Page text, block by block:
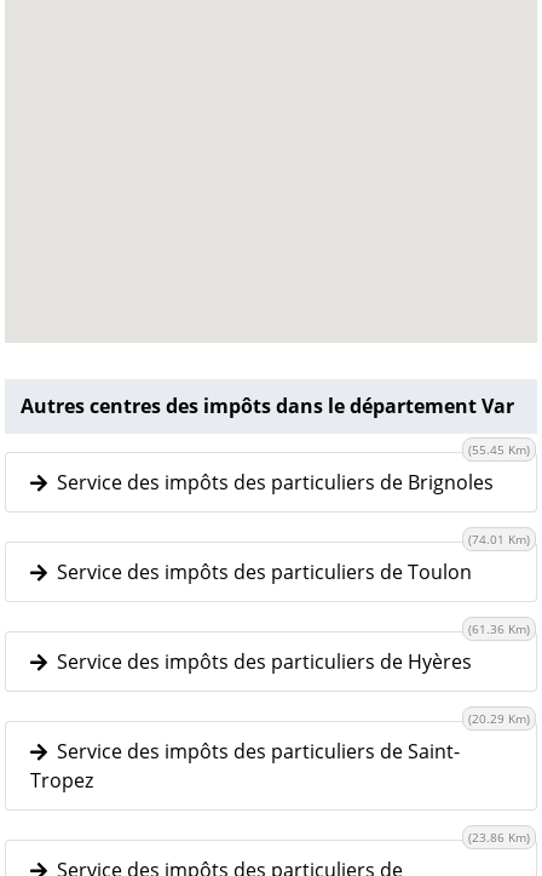
Autres centres des impôts dans le département Var
Service des impôts des particuliers de Brignoles
(55.45 Km)
Service des impôts des particuliers de Toulon
(74.01 Km)
Service des impôts des particuliers de Hyères
(61.36 Km)
Service des impôts des particuliers de Saint-
Tropez
(20.29 Km)
Service des impôts des particuliers de
(23.86 Km)